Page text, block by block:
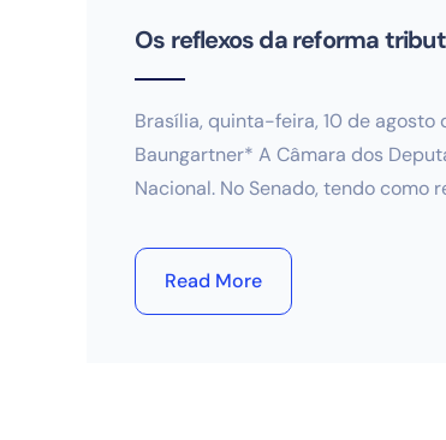
Os reflexos da reforma
Brasília, quinta-feira, 10 de agosto
Baungartner* A Câmara dos
Nacional. No Senado, tendo como
Read More